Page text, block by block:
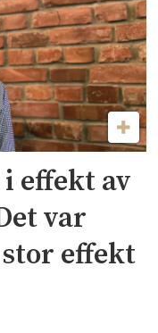
effekt av
var
effekt